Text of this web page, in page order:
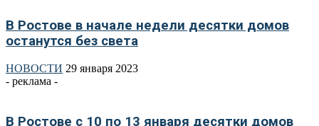
В Ростове в начале недели десятки домов
останутся без света
НОВОСТИ 29 января 2023
- реклама -
В Ростове с 10 по 13 января десятки домов